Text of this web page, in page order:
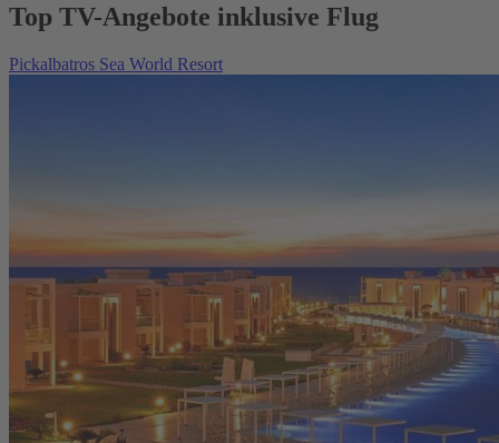
Top TV-Angebote inklusive Flug
Pickalbatros Sea World Resort